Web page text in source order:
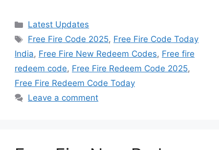
Categories
Latest Updates
Tags
Free Fire Code 2025, Free Fire Code Today
India, Free Fire New Redeem Codes, Free fire
redeem code, Free Fire Redeem Code 2025,
Free Fire Redeem Code Today
Leave a comment